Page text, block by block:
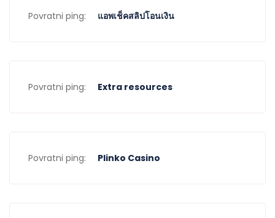
Povratni ping: แอพเช็คสลิปโอนเงิน
Povratni ping: Extra resources
Povratni ping: Plinko Casino